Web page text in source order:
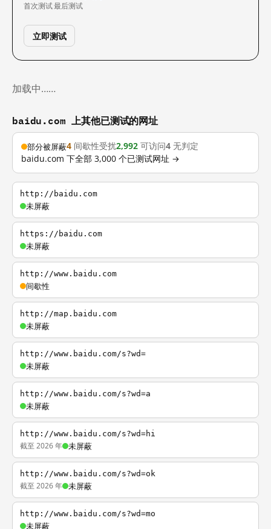
首次测试最后测试
立即测试
加载中……
baidu.com 上其他已测试的网址
部分被屏蔽4 间歇性受扰2,992 可访问4 无判定
baidu.com 下全部 3,000 个已测试网址 →
http://baidu.com
未屏蔽
https://baidu.com
未屏蔽
http://www.baidu.com
间歇性
http://map.baidu.com
未屏蔽
http://www.baidu.com/s?wd=
未屏蔽
http://www.baidu.com/s?wd=a
未屏蔽
http://www.baidu.com/s?wd=hi
截至 2026 年 未屏蔽
http://www.baidu.com/s?wd=ok
截至 2026 年 未屏蔽
http://www.baidu.com/s?wd=mo
未屏蔽